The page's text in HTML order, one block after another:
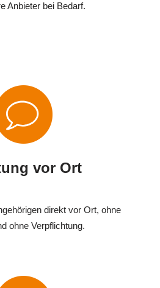
Anbieter bei Bedarf.
vor Ort
direkt vor Ort, ohne
ohne Verpflichtung.